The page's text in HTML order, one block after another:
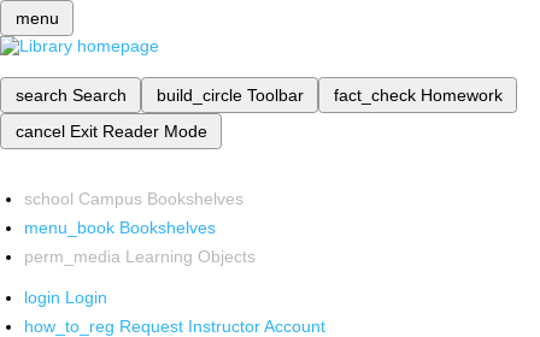
menu
search Search build_circle Toolbar fact_check Homework
cancel Exit Reader Mode
school Campus Bookshelves
menu_book Bookshelves
perm_media Learning Objects
login Login
how_to_reg Request Instructor Account